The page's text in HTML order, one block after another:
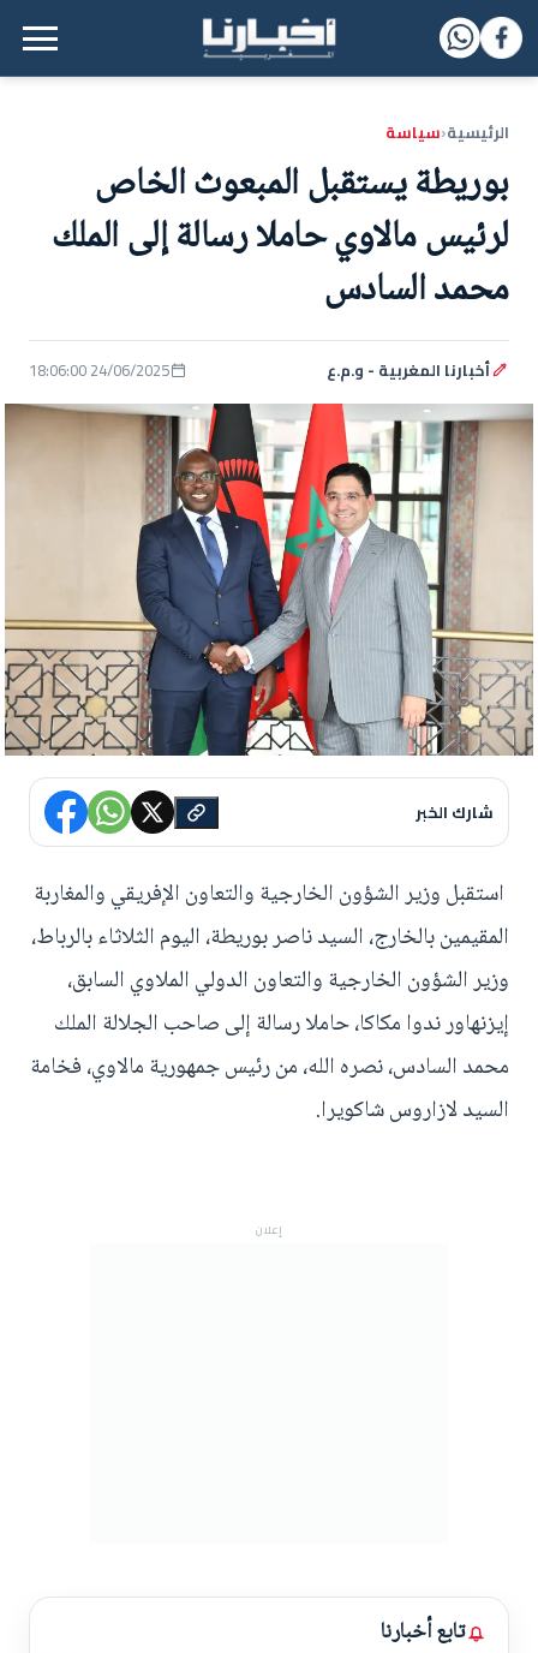
القائمة الرئيسية
الرئيسية‹سياسة
بوريطة يستقبل المبعوث الخاص
لرئيس مالاوي حاملا رسالة إلى الملك
محمد السادس
أخبارنا المغربية - و.م.ع 24/06/2025 18:06:00
شارك الخبر
استقبل وزير الشؤون الخارجية والتعاون الإفريقي والمغاربة
المقيمين بالخارج، السيد ناصر بوريطة، اليوم الثلاثاء بالرباط،
وزير الشؤون الخارجية والتعاون الدولي الملاوي السابق،
إيزنهاور ندوا مكاكا، حاملا رسالة إلى صاحب الجلالة الملك
محمد السادس، نصره الله، من رئيس جمهورية مالاوي، فخامة
السيد لازاروس شاكويرا.
إعلان
تابع أخبارنا